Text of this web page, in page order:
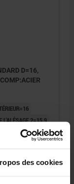
des cookies
D=16,
L'ALÉSAGE 2=15,9